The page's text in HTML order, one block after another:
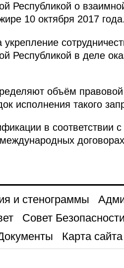
Республикой о
10 октября 2017
Республикой в деле
объём
исполнения такого
в соответствии
и стенограммы
Совет Безопасности
Карта сайта